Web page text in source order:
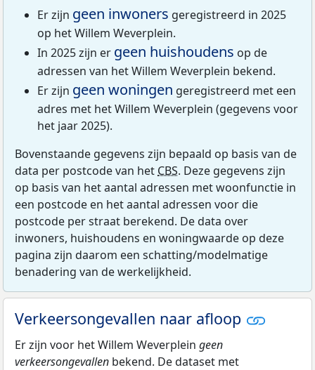
Er zijn geen inwoners geregistreerd in 2025
op het Willem Weverplein.
In 2025 zijn er geen huishoudens op de
adressen van het Willem Weverplein bekend.
Er zijn geen woningen geregistreerd met een
adres met het Willem Weverplein (gegevens voor
het jaar 2025).
Bovenstaande gegevens zijn bepaald op basis van de
data per postcode van het CBS. Deze gegevens zijn
op basis van het aantal adressen met woonfunctie in
een postcode en het aantal adressen voor die
postcode per straat berekend. De data over
inwoners, huishoudens en woningwaarde op deze
pagina zijn daarom een schatting/modelmatige
benadering van de werkelijkheid.
Verkeersongevallen naar afloop
Er zijn voor het Willem Weverplein geen
verkeersongevallen bekend. De dataset met